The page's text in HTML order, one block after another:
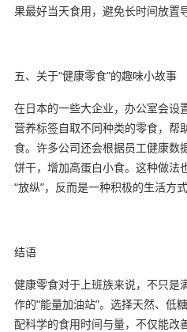
果最好当天食用，避免长时间放置
五、关于“健康零食”的趣味小故事
在日本的一些大企业，办公室会设
营养标签自取不同种类的零食，帮
食。许多公司还会根据员工健康数
饼干，增加高蛋白小食。这种做法
“放纵”，反而是一种积极的生活方式
结语
健康零食对于上班族来说，不只是
作的“能量加油站”。选择天然、低
配科学的食用时间与量，不仅能改